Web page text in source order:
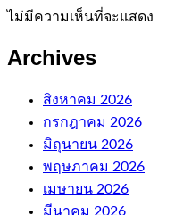
ไม่มีความเห็นที่จะแสดง
Archives
สิงหาคม 2026
กรกฎาคม 2026
มิถุนายน 2026
พฤษภาคม 2026
เมษายน 2026
มีนาคม 2026